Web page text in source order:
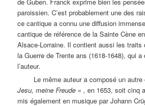
paroissien. C’est probablement une des
ce cantique a connu une diffusion
cantique de référence de la Sainte Cène
Alsace-Lorraine. Il contient aussi les traits
la Guerre de Trente ans (1618-1648), qui
l’auteur.
Le même auteur a composé un autre
Jesu, meine Freude « , en 1653, soit cinq
mis également en musique par Johann